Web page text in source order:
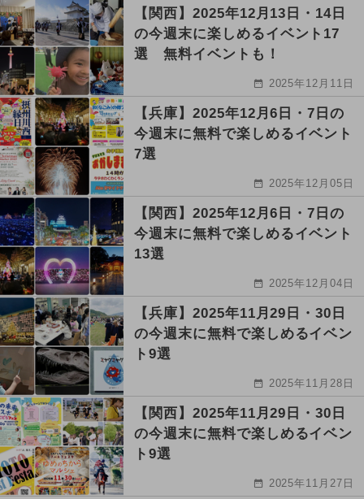
【関西】2025年12月13日・14日
の今週末に楽しめるイベント17
選 無料イベントも！
2025年12月11日
【兵庫】2025年12月6日・7日の
今週末に無料で楽しめるイベント
7選
2025年12月05日
【関西】2025年12月6日・7日の
今週末に無料で楽しめるイベント
13選
2025年12月04日
【兵庫】2025年11月29日・30日
の今週末に無料で楽しめるイベン
ト9選
2025年11月28日
【関西】2025年11月29日・30日
の今週末に無料で楽しめるイベン
ト9選
2025年11月27日